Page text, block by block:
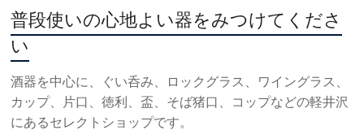
普段使いの心地よい器をみつけてくださ
い
酒器を中心に、ぐい呑み、ロックグラス、ワイングラス、
カップ、片口、徳利、盃、そば猪口、コップなどの軽井沢
にあるセレクトショップです。